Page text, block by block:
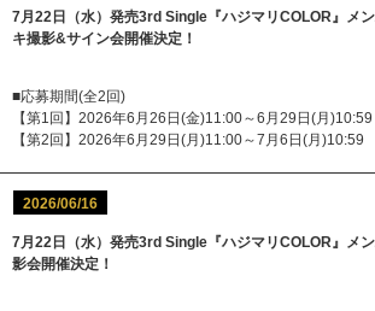
7月22日（水）発売3rd Single『ハジマリCOLOR』メ
キ撮影&サイン会開催決定！
■応募期間(全2回)
【第1回】2026年6月26日(金)11:00～6月29日(月)10:59
【第2回】2026年6月29日(月)11:00～7月6日(月)10:59
2026/06/16
7月22日（水）発売3rd Single『ハジマリCOLOR』メ
影会開催決定！